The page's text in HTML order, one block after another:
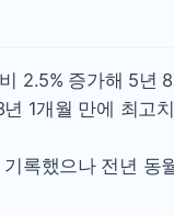
[
2.5% 증가해 5년
1개월 만에 최고
록했으나 전년 동